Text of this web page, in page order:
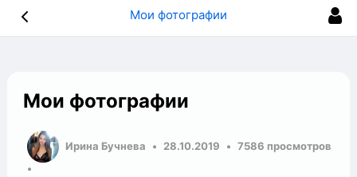
Мои фотографии
Мои фотографии
Ирина Бучнева 28.10.2019 7586 просмотров